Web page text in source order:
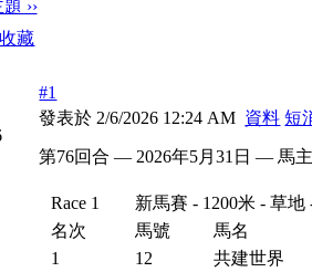
››
收藏
#1
發表於 2/6/2026 12:24 AM 資料 短
第76回合 — 2026年5月31日 — 馬
Race 1
新馬賽 - 1200米 - 草
名次
馬號
馬名
1
12
共建世界